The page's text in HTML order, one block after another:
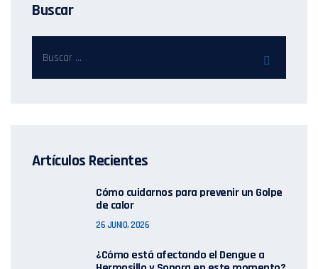
Buscar
Artículos Recientes
Cómo cuidarnos para prevenir un Golpe
de calor
26 JUNIO, 2026
¿Cómo está afectando el Dengue a